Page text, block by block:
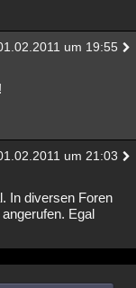
um 19:55
um 21:03
In diversen Foren
Egal